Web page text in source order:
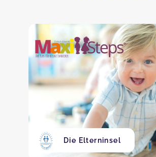
Die Elterninsel